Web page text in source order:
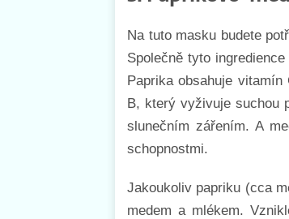
Na tuto masku budete
Společně tyto
Paprika obsahuje
B, který vyživuje suchou
slunečním zářením. A
schopnostmi.
Jakoukoliv papriku (cca
medem a mlékem.